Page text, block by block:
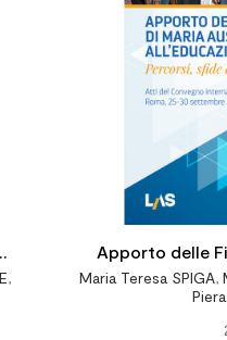
,
Apporto delle
all’educazione
Maria Teresa SPIGA,